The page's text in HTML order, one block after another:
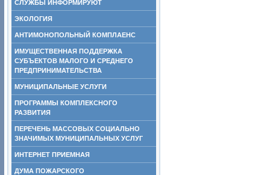
СЛУЖБЫ ИНФОРМИРУЮТ
ЭКОЛОГИЯ
АНТИМОНОПОЛЬНЫЙ КОМПЛАЕНС
ИМУЩЕСТВЕННАЯ ПОДДЕРЖКА
СУБЪЕКТОВ МАЛОГО И СРЕДНЕГО
ПРЕДПРИНИМАТЕЛЬСТВА
МУНИЦИПАЛЬНЫЕ УСЛУГИ
ПРОГРАММЫ КОМПЛЕКСНОГО
РАЗВИТИЯ
ПЕРЕЧЕНЬ МАССОВЫХ СОЦИАЛЬНО
ЗНАЧИМЫХ МУНИЦИПАЛЬНЫХ УСЛУГ
ИНТЕРНЕТ ПРИЕМНАЯ
ДУМА ПОЖАРСКОГО